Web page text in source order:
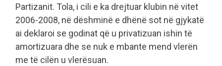
Partizanit. Tola, i cili e ka drejtuar klubin në vitet
2006-2008, në dëshminë e dhënë sot në gjykatë
ai deklaroi se godinat që u privatizuan ishin të
amortizuara dhe se nuk e mbante mend vlerën
me të cilën u vlerësuan.